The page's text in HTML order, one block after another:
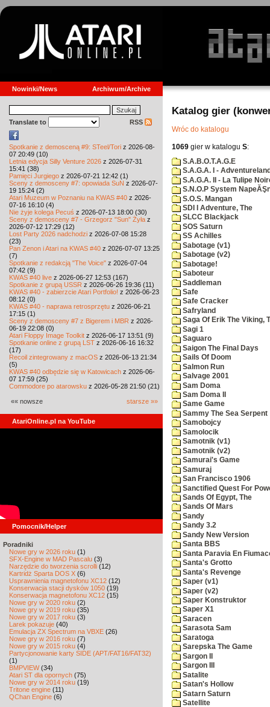
Nowinki/News Archiwum/Archive
Translate to RSS
Spotkanie z demosceną #9: STeel/Tori z 2026-08-
07 20:49 (10)
Letnia edycja Silly Venture 2026 z 2026-07-31
15:41 (38)
Pamięci Jurgiego z 2026-07-21 12:42 (1)
Sceny z demosceny #7: opowiada SuN z 2026-07-
19 15:24 (2)
Atari Muzeum w Poznaniu na KWAS #40 z 2026-
07-16 16:10 (4)
Nie żyje kolega Pecuś z 2026-07-13 18:00 (30)
Sceny z demosceny #7 - Grzegorz "Sun" Żyła z
2026-07-12 17:29 (12)
Lost Party 2026 nadchodzi z 2026-07-08 15:28
(23)
Pan Zenon i Atari na KWAS #40 z 2026-07-07 13:25
(7)
Spotkanie z redakcją "The Voice" z 2026-07-04
07:42 (9)
KWAS #40 live z 2026-06-27 12:53 (167)
Spotkanie z grupą USSR z 2026-06-26 19:36 (11)
KWAS #40 - zabierzcie Atari Portfolio! z 2026-06-23
08:12 (0)
KWAS #40 - naprawa retrosprzętu z 2026-06-21
17:15 (1)
Sceny z demosceny #7 z Bigerem i MBR z 2026-
06-19 22:08 (0)
Atari Floppy Image Toolkit z 2026-06-17 13:51 (9)
Spotkanie online z grupą LST z 2026-06-16 16:32
(17)
Recoil zintegrowany z macOS z 2026-06-13 21:34
(5)
KWAS #40 odbędzie się w Katowicach z 2026-06-
07 17:59 (25)
Commodore po atarowsku z 2026-05-28 21:50 (21)
«« nowsze starsze »»
AtariOnline.pl na YouTube
Pomocnik/Helper
Poradniki
Nowe gry w 2026 roku (1)
SFX-Engine w MAD Pascalu (3)
Narzędzie do tworzenia scrolli (12)
Kartridż Sparta DOS X (6)
Usprawnienia magnetofonu XC12 (12)
Konserwacja stacji dysków 1050 (19)
Konserwacja magnetofonu XC12 (15)
Nowe gry w 2020 roku (2)
Nowe gry w 2019 roku (35)
Nowe gry w 2017 roku (3)
Larek pokazuje (40)
Emulacja ZX Spectrum na VBXE (26)
Nowe gry w 2016 roku (7)
Nowe gry w 2015 roku (4)
Partycjonowanie karty SIDE (APT/FAT16/FAT32)
(1)
BMPVIEW(34)
Atari ST dla opornych (75)
Nowe gry w 2014 roku (19)
Tritone engine (11)
QChan Engine (6)
Katalog gier
Wróc do katalogu
1069 gier w katalogu S:
S.A.B.O.T.A.G.E
S.A.G.A. I -
S.A.G.A. II - La Tulipe
S.N.O.P System
S.O.S. Mangan
SDI I Adventure, The
SLCC Blackjack
SOS Saturn
SS Achilles
Sabotage (v1)
Sabotage (v2)
Sabotage!
Saboteur
Saddleman
Safe
Safe Cracker
Safryland
Saga Of Erik The Viking,
Sagi 1
Saguaro
Saigon The Final Days
Sails Of Doom
Salmon Run
Salvage 2001
Sam Doma
Sam Doma II
Same Game
Sammy The Sea Serpent
Samobojcy
Samolocik
Samotnik (v1)
Samotnik (v2)
Samurai's Game
Samuraj
San Francisco 1906
Sanctified Quest For
Sands Of Egypt, The
Sands Of Mars
Sandy
Sandy 3.2
Sandy New Version
Santa BBS
Santa Paravia En
Santa's Grotto
Santa's Revenge
Saper (v1)
Saper (v2)
Saper Konstruktor
Saper X1
Saracen
Sarasota Sam
Saratoga
Sarepska The Game
Sargon II
Sargon III
Satalite
Satan's Hollow
Satarn Saturn
Satellite